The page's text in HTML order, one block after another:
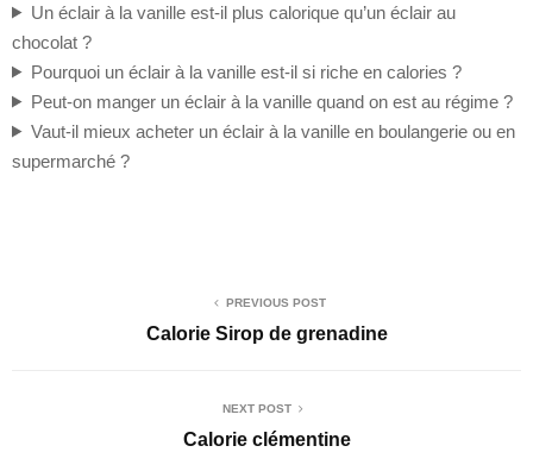
Un éclair à la vanille est-il plus calorique qu’un éclair au
chocolat ?
Pourquoi un éclair à la vanille est-il si riche en calories ?
Peut-on manger un éclair à la vanille quand on est au régime ?
Vaut-il mieux acheter un éclair à la vanille en boulangerie ou en
supermarché ?
PREVIOUS POST
Calorie Sirop de grenadine
NEXT POST
Calorie clémentine